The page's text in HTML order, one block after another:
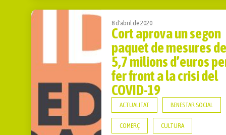
8 d'abril de 2020
Cort aprova un segon
paquet de mesures
5,7 milions d’euros
fer front a la crisi del
COVID-19
ACTUALITAT BENESTAR SOCIAL
COMERÇ CULTURA